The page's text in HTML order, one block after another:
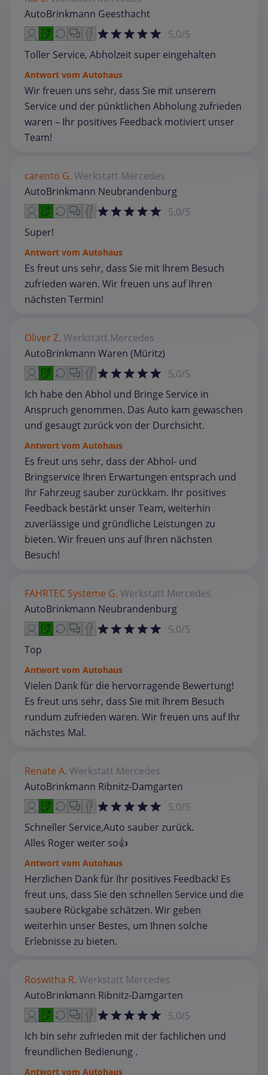
AutoBrinkmann Geesthacht
5,0/5
Toller Service, Abholzeit super eingehalten
Antwort vom Autohaus
Wir freuen uns sehr, dass Sie mit unserem
Service und der pünktlichen Abholung zufrieden
waren – Ihr positives Feedback motiviert unser
Team!
carento G. Werkstatt Mercedes
AutoBrinkmann Neubrandenburg
5,0/5
Super!
Antwort vom Autohaus
Es freut uns sehr, dass Sie mit Ihrem Besuch
zufrieden waren. Wir freuen uns auf Ihren
nächsten Termin!
Oliver Z. Werkstatt Mercedes
AutoBrinkmann Waren (Müritz)
5,0/5
Ich habe den Abhol und Bringe Service in
Anspruch genommen. Das Auto kam gewaschen
und gesaugt zurück von der Durchsicht.
Antwort vom Autohaus
Es freut uns sehr, dass der Abhol‑ und
Bringservice Ihren Erwartungen entsprach und
Ihr Fahrzeug sauber zurückkam. Ihr positives
Feedback bestärkt unser Team, weiterhin
zuverlässige und gründliche Leistungen zu
bieten. Wir freuen uns auf Ihren nächsten
Besuch!
FAHRTEC Systeme G. Werkstatt Mercedes
AutoBrinkmann Neubrandenburg
5,0/5
Top
Antwort vom Autohaus
Vielen Dank für die hervorragende Bewertung!
Es freut uns sehr, dass Sie mit Ihrem Besuch
rundum zufrieden waren. Wir freuen uns auf Ihr
nächstes Mal.
Renate A. Werkstatt Mercedes
AutoBrinkmann Ribnitz-Damgarten
5,0/5
Schneller Service,Auto sauber zurück.
Alles Roger weiter so👍
Antwort vom Autohaus
Herzlichen Dank für Ihr positives Feedback! Es
freut uns, dass Sie den schnellen Service und die
saubere Rückgabe schätzen. Wir geben
weiterhin unser Bestes, um Ihnen solche
Erlebnisse zu bieten.
Roswitha R. Werkstatt Mercedes
AutoBrinkmann Ribnitz-Damgarten
5,0/5
Ich bin sehr zufrieden mit der fachlichen und
freundlichen Bedienung .
Antwort vom Autohaus